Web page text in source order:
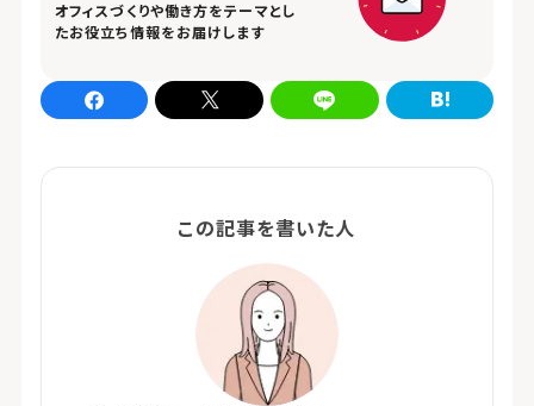
オフィスづくりや働き方をテーマとし
たお役立ち情報をお届けします
この記事を書いた人